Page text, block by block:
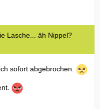
Lasche... äh Nippel?
sofort abgebrochen.